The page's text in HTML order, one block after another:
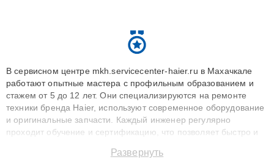
В сервисном центре mkh.servicecenter-haier.ru в Махачкале
работают опытные мастера с профильным образованием и
стажем от 5 до 12 лет. Они специализируются на ремонте
техники бренда Haier, используют современное оборудование
и оригинальные запчасти. Каждый инженер регулярно
проходит обучение и сертификацию, что позволяет быстро и
сохранением гарантии до 3 лет. Наши мастера решают
Развернуть